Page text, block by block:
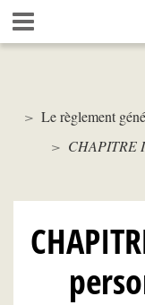
Aller
au
contenu
Le règlement
CHAPITRE
Gestion de vos